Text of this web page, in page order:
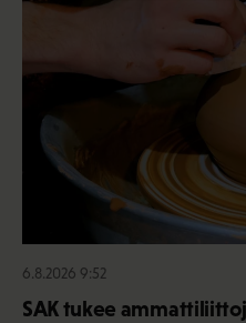
6.8.2026 9:52
SAK tukee